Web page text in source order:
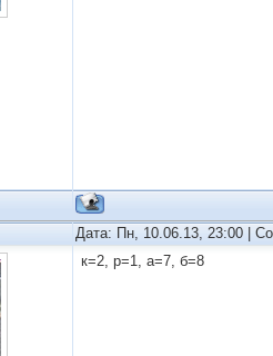
Дата: Пн, 10.06.13, 23:00 |
к=2, р=1, а=7, б=8